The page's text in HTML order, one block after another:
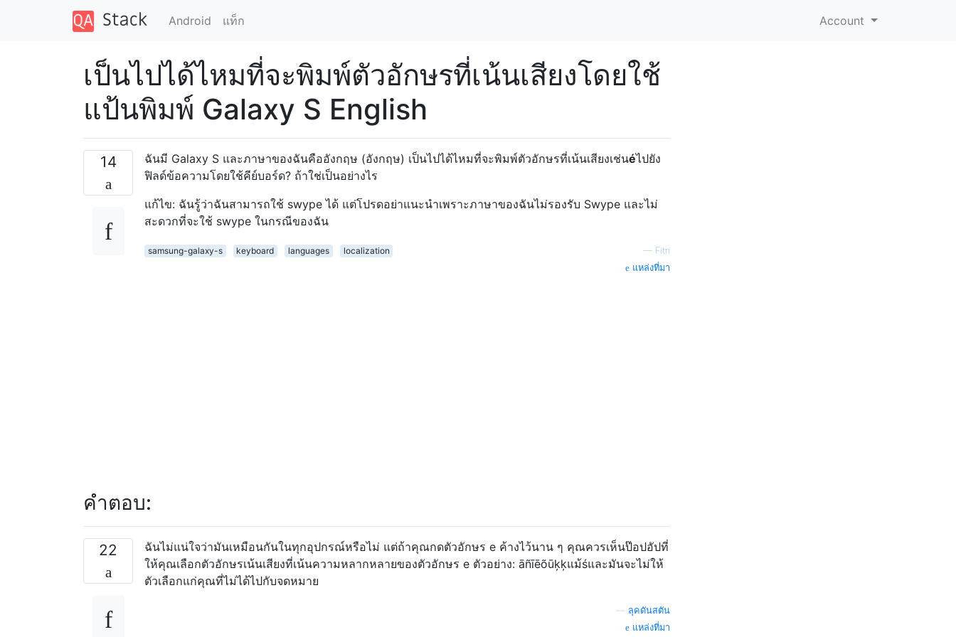
Android แท็ก Account
เป็นไปได้ไหมที่จะพิมพ์ตัวอักษรที่เน้นเสียงโดยใช้
แป้นพิมพ์ Galaxy S English
14 ฉันมี Galaxy S และภาษาของฉันคืออังกฤษ (อังกฤษ) เป็นไปได้ไหมที่จะพิมพ์ตัวอักษรที่เน้นเสียงเช่นéไปยัง
ฟิลด์ข้อความโดยใช้คีย์บอร์ด? ถ้าใช่เป็นอย่างไร
แก้ไข: ฉันรู้ว่าฉันสามารถใช้ swype ได้ แต่โปรดอย่าแนะนำเพราะภาษาของฉันไม่รองรับ Swype และไม่
สะดวกที่จะใช้ swype ในกรณีของฉัน
samsung-galaxy-s keyboard languages localization — Fitri
แหล่งที่มา
คำตอบ:
22
ฉันไม่แน่ใจว่ามันเหมือนกันในทุกอุปกรณ์หรือไม่ แต่ถ้าคุณกดตัวอักษร e ค้างไว้นาน ๆ คุณควรเห็นป๊อปอัปที่
ให้คุณเลือกตัวอักษรเน้นเสียงที่เน้นความหลากหลายของตัวอักษร e ตัวอย่าง: āñīēõūķķแม้śและมันจะไม่ให้
ตัวเลือกแก่คุณที่ไม่ได้ไปกับจดหมาย
ลุคดันสตัน
แหล่งที่มา